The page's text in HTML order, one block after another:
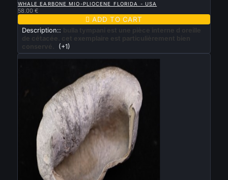
WHALE EARBONE MIO-PLIOCENE FLORIDA - USA
58.00 €
 ADD TO CART
Description::
bulla tympani est une pièce interne d oreille
de cétacée. cet exemplaire est particulièrement bien
conservé.
(+1)